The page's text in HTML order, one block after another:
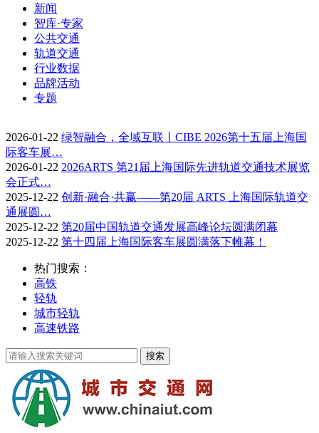
新闻
智库·专家
公共交通
轨道交通
行业数据
品牌活动
专题
2026-01-22 绿智融合，全域互联丨CIBE 2026第十五届上海国
际客车展…
2026-01-22 2026ARTS 第21届上海国际先进轨道交通技术展览
会正式…
2025-12-22 创新·融合·共赢——第20届 ARTS 上海国际轨道交
通展圆…
2025-12-22 第20届中国轨道交通发展高峰论坛圆满闭幕
2025-12-22 第十四届上海国际客车展圆满落下帷幕！
热门搜索：
高铁
轻轨
城市轻轨
高速铁路